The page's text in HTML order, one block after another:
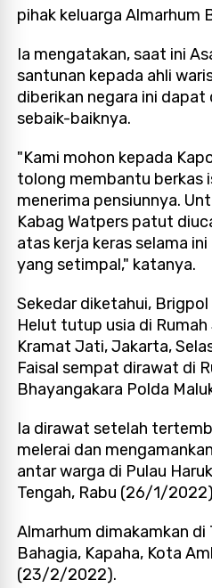
pihak keluarga Almarhum
Ia mengatakan, saat ini
santunan kepada ahli
diberikan negara ini
sebaik-baiknya.
"Kami mohon kepada
tolong membantu berkas
menerima pensiunnya.
Kabag Watpers patut
atas kerja keras selama
yang setimpal," katanya.
Sekedar diketahui,
Helut tutup usia di
Kramat Jati, Jakarta,
Faisal sempat dirawat di
Bhayangakara Polda
Ia dirawat setelah
melerai dan
antar warga di Pulau
Tengah, Rabu (26/1/
Almarhum dimakamkan di
Bahagia, Kapaha, Kota
(23/2/2022).